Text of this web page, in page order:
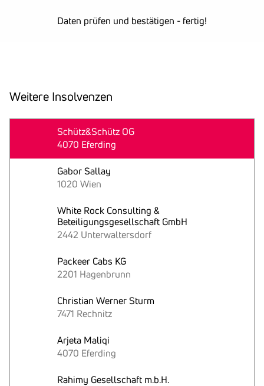
Daten prüfen und bestätigen - fertig!
Weitere Insol­venzen
Schütz&Schütz OG
4070 Eferding
Gabor Sallay
1020 Wien
White Rock Consulting &
Beteiligungsgesellschaft GmbH
2442 Unterwaltersdorf
Packeer Cabs KG
2201 Hagenbrunn
Christian Werner Sturm
7471 Rechnitz
Arjeta Maliqi
4070 Eferding
Rahimy Gesellschaft m.b.H.